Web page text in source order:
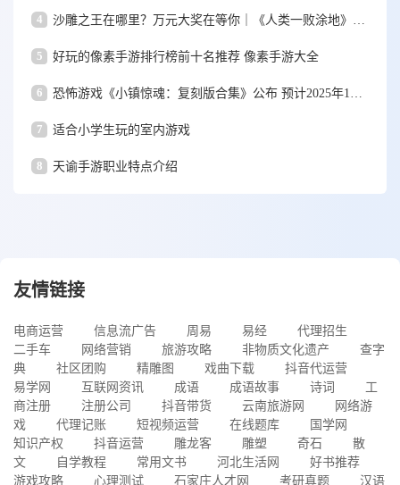
4 沙雕之王在哪里？万元大奖在等你｜《人类一败涂地》手游视频大赛
5 好玩的像素手游排行榜前十名推荐 像素手游大全
6 恐怖游戏《小镇惊魂：复刻版合集》公布 预计2025年1月15日发售
7 适合小学生玩的室内游戏
8 天谕手游职业特点介绍
友情链接
电商运营 信息流广告 周易 易经
代理招生
二手车
网络营销 旅游攻略 非物质文化遗产
查字
典
社区团购 精雕图 戏曲下载
抖音代运营
易学网
互联网资讯 成语 成语故事 诗词
工
商注册
注册公司 抖音带货 云南旅游网
网络游
戏
代理记账 短视频运营 在线题库
国学网
知识产权
抖音运营 雕龙客 雕塑 奇石
散
文
自学教程 常用文书 河北生活网
好书推荐
游戏攻略
心理测试 石家庄人才网 考研真题
汉语